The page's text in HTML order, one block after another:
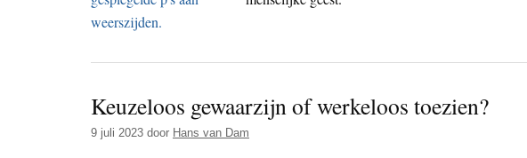
Keuzeloos gewaarzijn of werkeloos toezien?
9 juli 2023 door Hans van Dam